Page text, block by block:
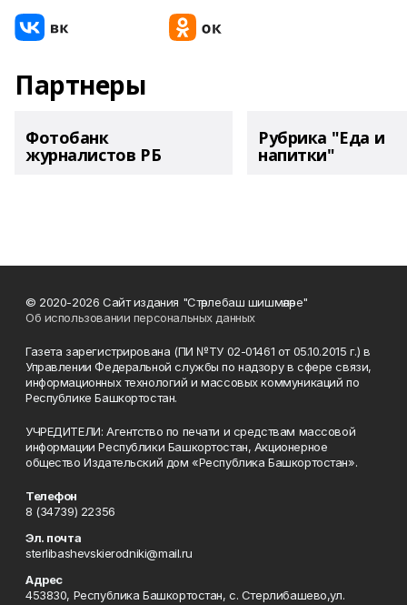
Партнеры
Фотобанк
журналистов РБ
Рубрика "Еда и
напитки"
© 2020-2026 Сайт издания "Стәрлебаш шишмәләре"
Об использовании персональных данных
Газета зарегистрирована (ПИ №ТУ 02-01461 от 05.10.2015 г.) в
Управлении Федеральной службы по надзору в сфере связи,
информационных технологий и массовых коммуникаций по
Республике Башкортостан.
УЧРЕДИТЕЛИ: Агентство по печати и средствам массовой
информации Республики Башкортостан, Акционерное
общество Издательский дом «Республика Башкортостан».
Телефон
8 (34739) 22356
Эл. почта
sterlibashevskierodniki@mail.ru
Адрес
453830, Республика Башкортостан, c. Стерлибашево,ул.